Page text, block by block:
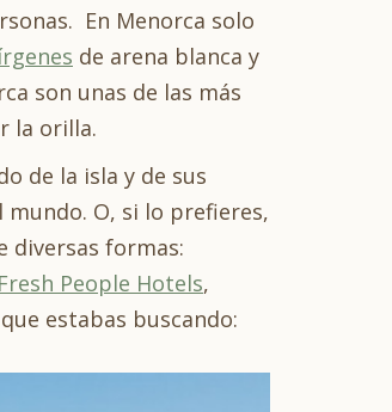
En Menorca solo
de arena blanca y
son unas de las más
la orilla.
de la isla y de sus
O, si lo prefieres,
diversas formas:
People Hotels,
estabas buscando: